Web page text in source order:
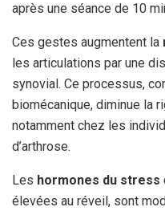
après une séance de 10
Ces gestes augmentent la
les articulations par une
synovial. Ce processus,
biomécanique, diminue la
notamment chez les
d’arthrose.
Les hormones du stress
élevées au réveil, sont